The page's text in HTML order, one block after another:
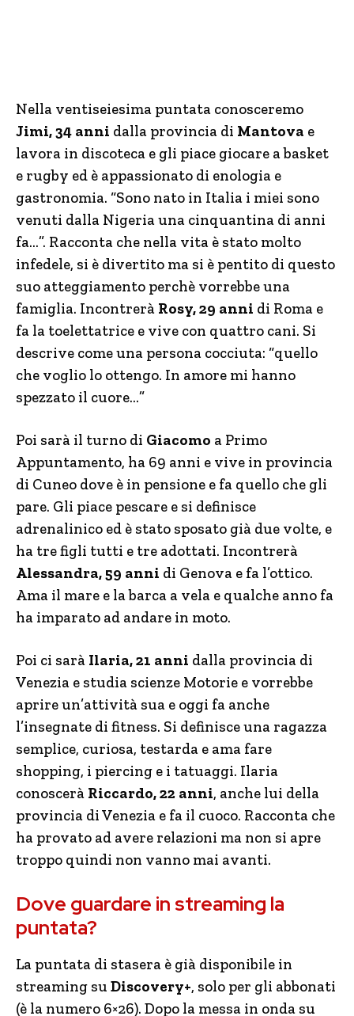
Nella ventiseiesima puntata conosceremo
Jimi, 34 anni dalla provincia di Mantova e
lavora in discoteca e gli piace giocare a basket
e rugby ed è appassionato di enologia e
gastronomia. “Sono nato in Italia i miei sono
venuti dalla Nigeria una cinquantina di anni
fa…”. Racconta che nella vita è stato molto
infedele, si è divertito ma si è pentito di questo
suo atteggiamento perchè vorrebbe una
famiglia. Incontrerà Rosy, 29 anni di Roma e
fa la toelettatrice e vive con quattro cani. Si
descrive come una persona cocciuta: “quello
che voglio lo ottengo. In amore mi hanno
spezzato il cuore…”
Poi sarà il turno di Giacomo a Primo
Appuntamento, ha 69 anni e vive in provincia
di Cuneo dove è in pensione e fa quello che gli
pare. Gli piace pescare e si definisce
adrenalinico ed è stato sposato già due volte, e
ha tre figli tutti e tre adottati. Incontrerà
Alessandra, 59 anni di Genova e fa l’ottico.
Ama il mare e la barca a vela e qualche anno fa
ha imparato ad andare in moto.
Poi ci sarà Ilaria, 21 anni dalla provincia di
Venezia e studia scienze Motorie e vorrebbe
aprire un’attività sua e oggi fa anche
l’insegnate di fitness. Si definisce una ragazza
semplice, curiosa, testarda e ama fare
shopping, i piercing e i tatuaggi. Ilaria
conoscerà Riccardo, 22 anni, anche lui della
provincia di Venezia e fa il cuoco. Racconta che
ha provato ad avere relazioni ma non si apre
troppo quindi non vanno mai avanti.
Dove guardare in streaming la
puntata?
La puntata di stasera è già disponibile in
streaming su Discovery+, solo per gli abbonati
(è la numero 6×26). Dopo la messa in onda su